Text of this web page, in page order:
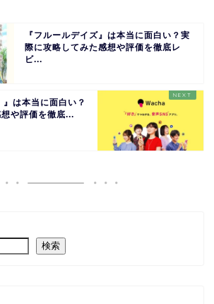
『フルールデイズ』は本当に面白い？実
際に攻略してみた感想や評価を徹底レ
ビ...
』は本当に面白い？
や評価を徹底...
検索